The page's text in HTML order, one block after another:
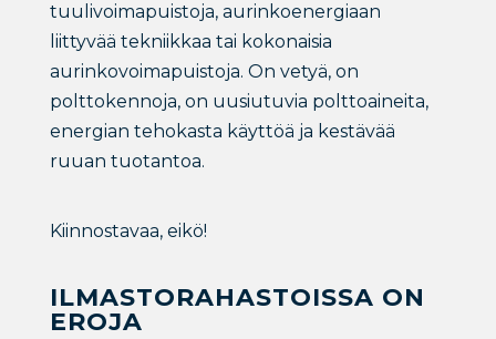
tuulivoimapuistoja, aurinkoenergiaan
liittyvää tekniikkaa tai kokonaisia
aurinkovoimapuistoja. On vetyä, on
polttokennoja, on uusiutuvia polttoaineita,
energian tehokasta käyttöä ja kestävää
ruuan tuotantoa.
Kiinnostavaa, eikö!
ILMASTORAHASTOISSA ON
EROJA